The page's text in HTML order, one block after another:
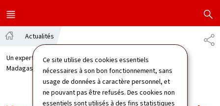
Ce site utilise des cookies essentiels
nécessaires à son bon fonctionnement, sans
usage de données à caractère personnel, et
ne pouvant pas être refusés. Des cookies non
essentiels sont utilisés à des fins statistiques
MENU
PRINCIPAL
Actualités
Un expert du CGDIS de retour de sa mission à
Madagascar